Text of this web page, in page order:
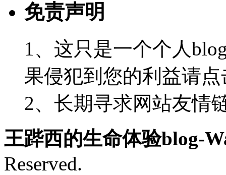
免责声明
1、这只是一个个人
果侵犯到您的利益请
2、长期寻求网站友情
王跸西的生命体验blog-
Reserved.